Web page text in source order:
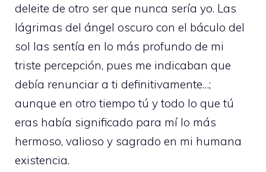
deleite de otro ser que nunca sería yo. Las
lágrimas del ángel oscuro con el báculo del
sol las sentía en lo más profundo de mi
triste percepción, pues me indicaban que
debía renunciar a ti definitivamente…;
aunque en otro tiempo tú y todo lo que tú
eras había significado para mí lo más
hermoso, valioso y sagrado en mi humana
existencia.